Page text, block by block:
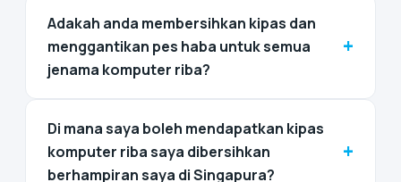
Adakah anda membersihkan kipas dan
menggantikan pes haba untuk semua
jenama komputer riba?
+
Di mana saya boleh mendapatkan kipas
komputer riba saya dibersihkan
berhampiran saya di Singapura?
+